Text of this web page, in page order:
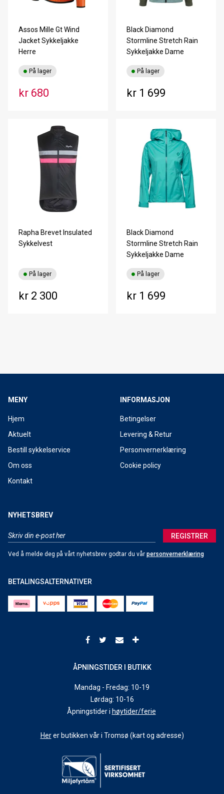
Assos Mille Gt Wind
Jacket Sykkeljakke
Herre
kr 680
På lager
Black Diamond
Stormline Stretch Rain
Sykkeljakke Dame
kr 1 699
På lager
Rapha Brevet Insulated
Sykkelvest
kr 2 300
På lager
Black Diamond
Stormline Stretch Rain
Sykkeljakke Dame
kr 1 699
På lager
MENY
Hjem
Aktuelt
Bestill sykkelservice
Om oss
Kontakt
INFORMASJON
Betingelser
Levering & Retur
Personvernerklæring
Cookie policy
NYHETSBREV
REGISTRER
Ved å melde deg på vårt nyhetsbrev godtar du vår personvernerklæring
BETALINGSALTERNATIVER
ÅPNINGSTIDER I BUTIKK
Mandag - Fredag: 10-19
Lørdag: 10-16
Åpningstider i høytider/ferie
Herer butikken vår i Tromsø (kart og adresse)